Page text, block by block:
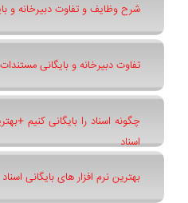
شرح وظایف و تفاوت دبیرخانه و
تفاوت دبیرخانه و بایگانی
چگونه اسناد را بایگانی کنیم
اسناد
بهترین نرم ‌افزار های بایگانی اسناد